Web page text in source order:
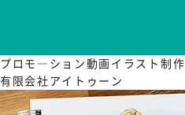
プロモ―ション動画 イラスト制作
有限会社アイトゥーン